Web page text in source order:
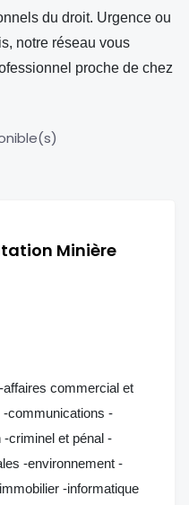
du droit. Urgence ou
notre réseau vous
proche de chez
Minière
commercial et
communications -
criminel et pénal -
-environnement -
-informatique